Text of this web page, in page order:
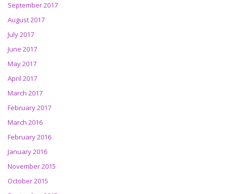
September 2017
August 2017
July 2017
June 2017
May 2017
April 2017
March 2017
February 2017
March 2016
February 2016
January 2016
November 2015
October 2015